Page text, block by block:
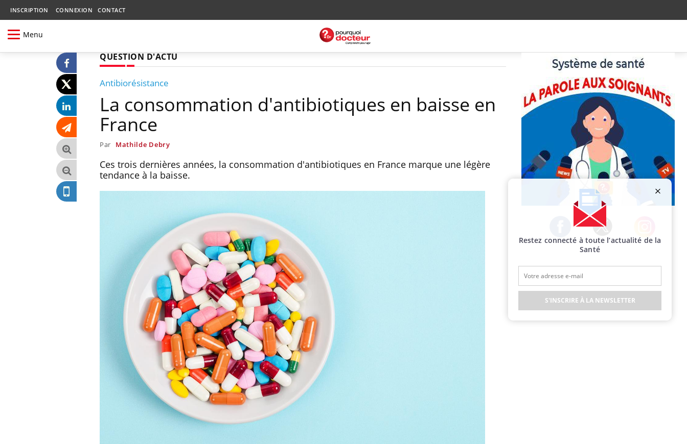
INSCRIPTION CONNEXION CONTACT
Menu
QUESTION D'ACTU
Antibiorésistance
La consommation d'antibiotiques en baisse en
France
Par Mathilde Debry
Ces trois dernières années, la consommation d'antibiotiques en France marque une légère
tendance à la baisse.
Facebook Twitter Instagram
Restez connecté à toute l’actualité de la
Santé
S'INSCRIRE À LA NEWSLETTER